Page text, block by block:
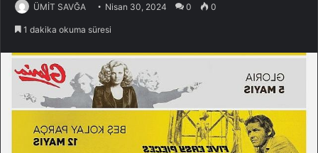
ÜMİT SAVĞA Nisan 30, 2024 0 0
1 dakika okuma süresi